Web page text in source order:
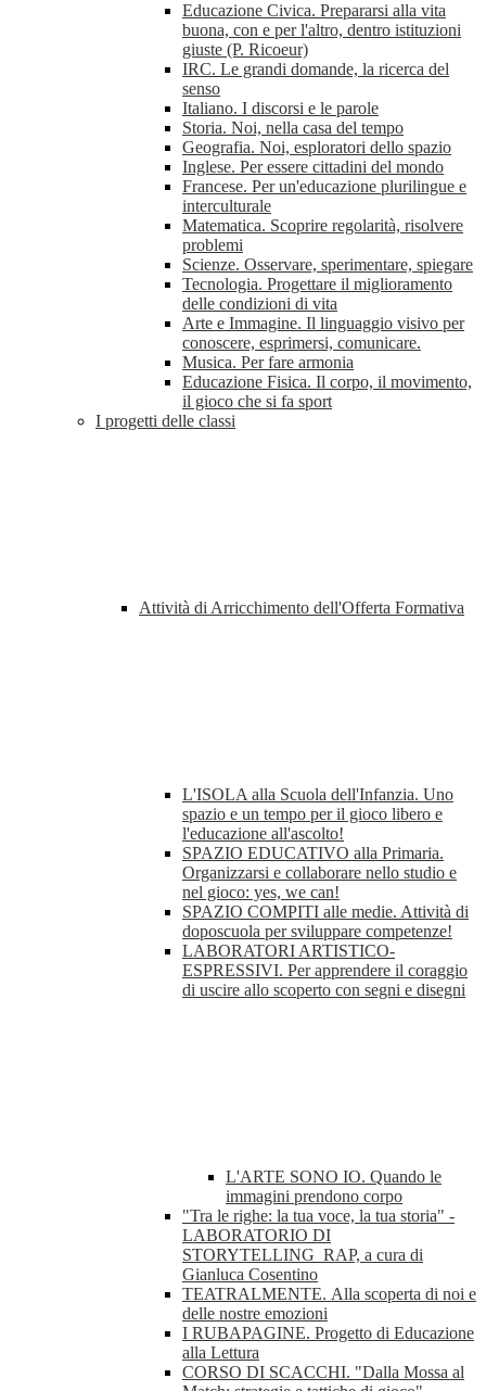
Educazione Civica. Prepararsi alla vita
buona, con e per l'altro, dentro istituzioni
giuste (P. Ricoeur)
IRC. Le grandi domande, la ricerca del
senso
Italiano. I discorsi e le parole
Storia. Noi, nella casa del tempo
Geografia. Noi, esploratori dello spazio
Inglese. Per essere cittadini del mondo
Francese. Per un'educazione plurilingue e
interculturale
Matematica. Scoprire regolarità, risolvere
problemi
Scienze. Osservare, sperimentare, spiegare
Tecnologia. Progettare il miglioramento
delle condizioni di vita
Arte e Immagine. Il linguaggio visivo per
conoscere, esprimersi, comunicare.
Musica. Per fare armonia
Educazione Fisica. Il corpo, il movimento,
il gioco che si fa sport
I progetti delle classi
Attività di Arricchimento dell'Offerta Formativa
L'ISOLA alla Scuola dell'Infanzia. Uno
spazio e un tempo per il gioco libero e
l'educazione all'ascolto!
SPAZIO EDUCATIVO alla Primaria.
Organizzarsi e collaborare nello studio e
nel gioco: yes, we can!
SPAZIO COMPITI alle medie. Attività di
doposcuola per sviluppare competenze!
LABORATORI ARTISTICO-
ESPRESSIVI. Per apprendere il coraggio
di uscire allo scoperto con segni e disegni
L'ARTE SONO IO. Quando le
immagini prendono corpo
"Tra le righe: la tua voce, la tua storia" -
LABORATORIO DI
STORYTELLING_RAP, a cura di
Gianluca Cosentino
TEATRALMENTE. Alla scoperta di noi e
delle nostre emozioni
I RUBAPAGINE. Progetto di Educazione
alla Lettura
CORSO DI SCACCHI. "Dalla Mossa al